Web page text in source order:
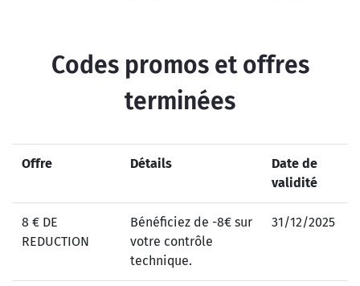
Codes promos et offres
terminées
Offre Détails
Date de
validité
8 € DE
REDUCTION
Bénéficiez de -8€ sur
votre contrôle
technique.
31/12/2025